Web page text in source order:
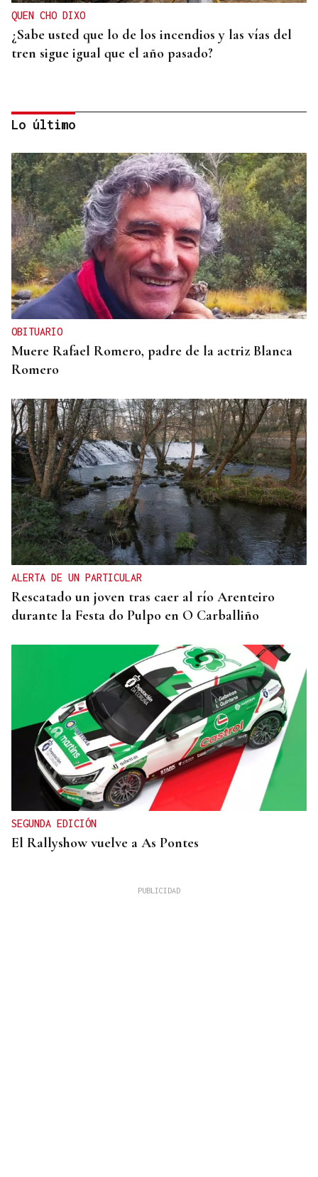
QUEN CHO DIXO
¿Sabe usted que lo de los incendios y las vías del
tren sigue igual que el año pasado?
HELICOPTERO MEDICALIZADO
Un motorista en estado grave tras una colisión en
Velle
Lo último
OBITUARIO
Muere Rafael Romero, padre de la actriz Blanca
Romero
ALERTA DE UN PARTICULAR
Rescatado un joven tras caer al río Arenteiro
durante la Festa do Pulpo en O Carballiño
SEGUNDA EDICIÓN
El Rallyshow vuelve a As Pontes